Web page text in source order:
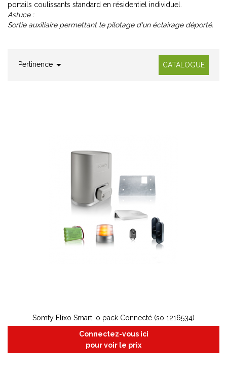
portails coulissants standard en résidentiel individuel.
Astuce :
Sortie auxiliaire permettant le pilotage d'un éclairage déporté.
Pertinence  CATALOGUE
Somfy Elixo Smart io pack Connecté (so 1216534)
Connectez-vous ici
pour voir le prix